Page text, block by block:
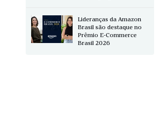
Lideranças da Amazon
Brasil são destaque no
Prêmio E-Commerce
Brasil 2026